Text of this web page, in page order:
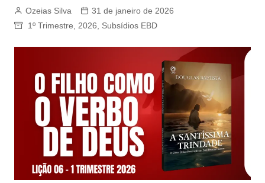
Ozeias Silva
31 de janeiro de 2026
1º Trimestre
2026 Subsídios EBD